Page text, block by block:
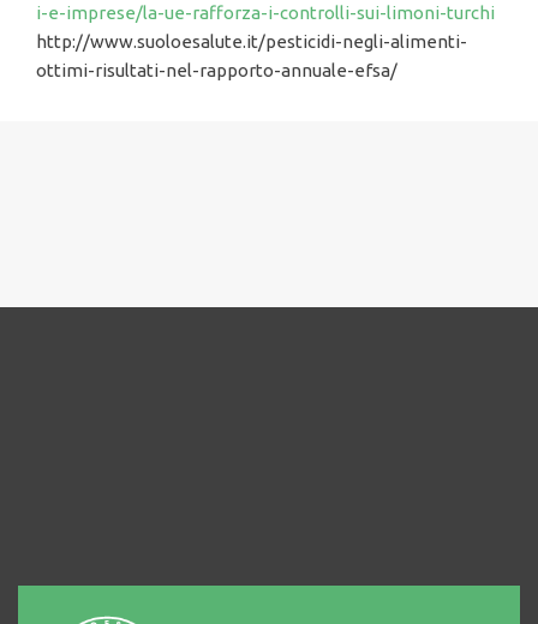
i-e-imprese/la-ue-rafforza-i-controlli-sui-limoni-turchi
http://www.suoloesalute.it/pesticidi-negli-alimenti-
ottimi-risultati-nel-rapporto-annuale-efsa/